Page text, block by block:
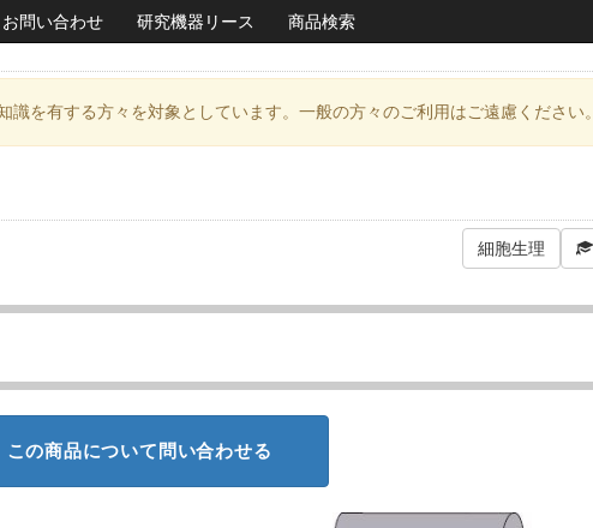
お問い合わせ 研究機器リース 商品検索
を有する方々を対象としています。一般の方々のご利用はご遠慮ください。
細胞生理
この商品について問い合わせる